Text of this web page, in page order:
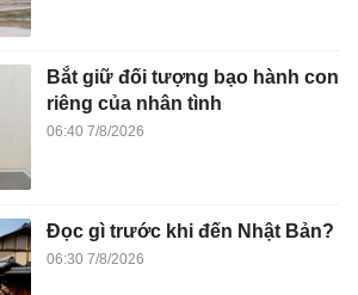
Bắt giữ đối tượng bạo hành con
riêng của nhân tình
06:40 7/8/2026
Đọc gì trước khi đến Nhật Bản?
06:30 7/8/2026